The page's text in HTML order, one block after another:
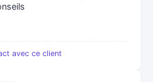
avec ce client